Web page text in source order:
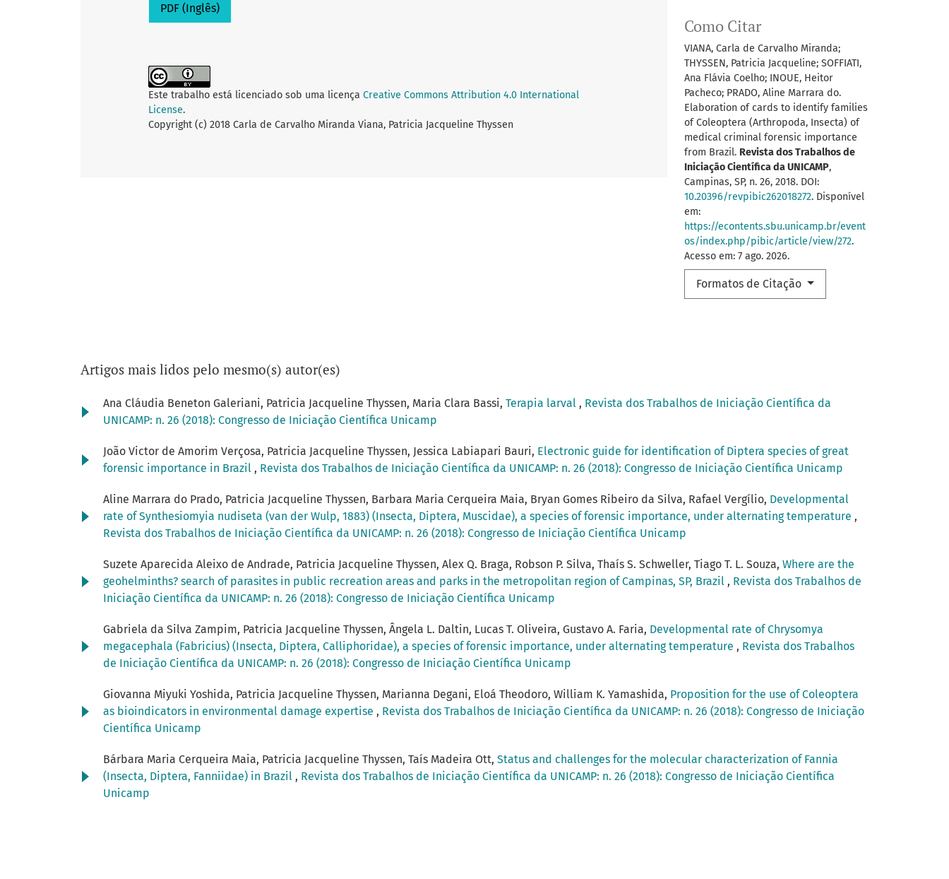
Como Citar
VIANA, Carla de Carvalho Miranda;
THYSSEN, Patricia Jacqueline; SOFFIATI,
Ana Flávia Coelho; INOUE, Heitor
Pacheco; PRADO, Aline Marrara do.
Elaboration of cards to identify families
of Coleoptera (Arthropoda, Insecta) of
medical criminal forensic importance
from Brazil. Revista dos Trabalhos de
Iniciação Científica da UNICAMP,
Campinas, SP, n. 26, 2018. DOI:
10.20396/revpibic262018272. Disponível
em:
https://econtents.sbu.unicamp.br/event
os/index.php/pibic/article/view/272.
Acesso em: 7 ago. 2026.
Formatos de Citação
PDF (Inglês)
Este trabalho está licenciado sob uma licença Creative Commons Attribution 4.0 International
License.
Copyright (c) 2018 Carla de Carvalho Miranda Viana, Patricia Jacqueline Thyssen
Artigos mais lidos pelo mesmo(s) autor(es)
Ana Cláudia Beneton Galeriani, Patricia Jacqueline Thyssen, Maria Clara Bassi, Terapia larval , Revista dos Trabalhos de Iniciação Científica da
UNICAMP: n. 26 (2018): Congresso de Iniciação Científica Unicamp
João Victor de Amorim Verçosa, Patricia Jacqueline Thyssen, Jessica Labiapari Bauri, Electronic guide for identification of Diptera species of great
forensic importance in Brazil , Revista dos Trabalhos de Iniciação Científica da UNICAMP: n. 26 (2018): Congresso de Iniciação Científica Unicamp
Aline Marrara do Prado, Patricia Jacqueline Thyssen, Barbara Maria Cerqueira Maia, Bryan Gomes Ribeiro da Silva, Rafael Vergílio, Developmental
rate of Synthesiomyia nudiseta (van der Wulp, 1883) (Insecta, Diptera, Muscidae), a species of forensic importance, under alternating temperature ,
Revista dos Trabalhos de Iniciação Científica da UNICAMP: n. 26 (2018): Congresso de Iniciação Científica Unicamp
Suzete Aparecida Aleixo de Andrade, Patricia Jacqueline Thyssen, Alex Q. Braga, Robson P. Silva, Thaís S. Schweller, Tiago T. L. Souza, Where are the
geohelminths? search of parasites in public recreation areas and parks in the metropolitan region of Campinas, SP, Brazil , Revista dos Trabalhos de
Iniciação Científica da UNICAMP: n. 26 (2018): Congresso de Iniciação Científica Unicamp
Gabriela da Silva Zampim, Patricia Jacqueline Thyssen, Ângela L. Daltin, Lucas T. Oliveira, Gustavo A. Faria, Developmental rate of Chrysomya
megacephala (Fabricius) (Insecta, Diptera, Calliphoridae), a species of forensic importance, under alternating temperature , Revista dos Trabalhos
de Iniciação Científica da UNICAMP: n. 26 (2018): Congresso de Iniciação Científica Unicamp
Giovanna Miyuki Yoshida, Patricia Jacqueline Thyssen, Marianna Degani, Eloá Theodoro, William K. Yamashida, Proposition for the use of Coleoptera
as bioindicators in environmental damage expertise , Revista dos Trabalhos de Iniciação Científica da UNICAMP: n. 26 (2018): Congresso de Iniciação
Científica Unicamp
Bárbara Maria Cerqueira Maia, Patricia Jacqueline Thyssen, Taís Madeira Ott, Status and challenges for the molecular characterization of Fannia
(Insecta, Diptera, Fanniidae) in Brazil , Revista dos Trabalhos de Iniciação Científica da UNICAMP: n. 26 (2018): Congresso de Iniciação Científica
Unicamp